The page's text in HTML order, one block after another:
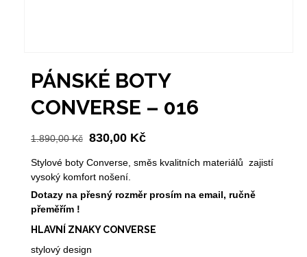
PÁNSKÉ BOTY
CONVERSE – 016
1.890,00Kč
Původní
byla:
1.890,00 Kč.
830,00 Kč
je:
Stylové boty Converse, směs kvalitních materiálů zajistí
vysoký komfort nošení.
Dotazy na přesný rozměr prosím na email, ručně
přeměřím !
HLAVNÍ ZNAKY CONVERSE
stylový design